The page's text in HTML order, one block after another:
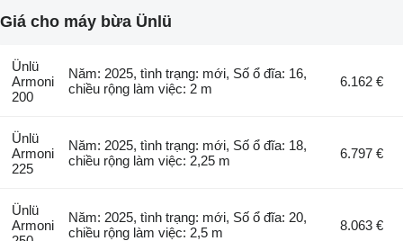
Giá cho máy bừa Ünlü
Ünlü
Armoni
200
Năm: 2025, tình trạng: mới, Số ổ đĩa: 16,
chiều rộng làm việc: 2 m
6.162 €
Ünlü
Armoni
225
Năm: 2025, tình trạng: mới, Số ổ đĩa: 18,
chiều rộng làm việc: 2,25 m
6.797 €
Ünlü
Armoni
Năm: 2025, tình trạng: mới, Số ổ đĩa: 20,
chiều rộng làm việc: 2,5 m
8.063 €